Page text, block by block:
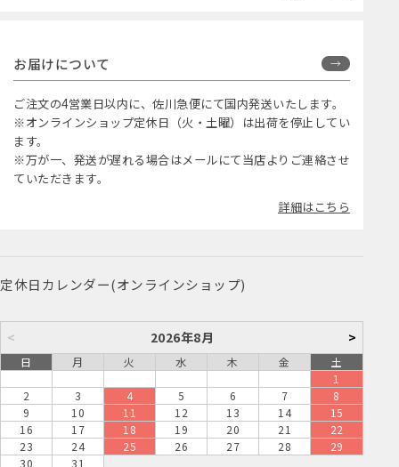
お届けについて
ご注文の4営業日以内に、佐川急便にて国内発送いたします。
※オンラインショップ定休日（火・土曜）は出荷を停止してい
ます。
※万が一、発送が遅れる場合はメールにて当店よりご連絡させ
ていただきます。
詳細はこちら
定休日カレンダー(オンラインショップ)
< 2026年8月 >
日 月 火 水 木 金
土
1
2
3 4 5 6 7
8
9
10 11 12 13 14
15
16
17 18 19 20 21
22
23
24 25 26 27 28
29
30
31